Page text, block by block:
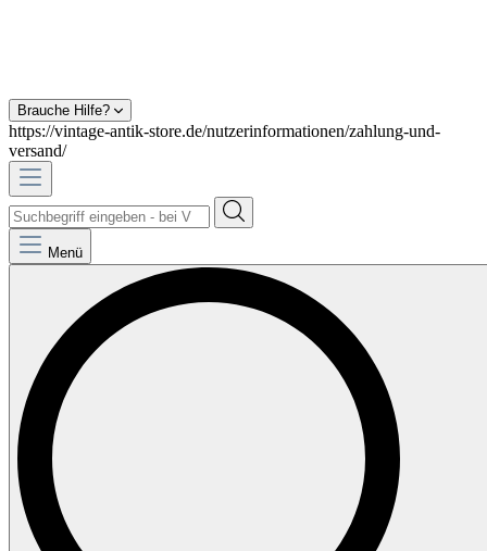
Brauche Hilfe?
https://vintage-antik-store.de/nutzerinformationen/zahlung-und-
versand/
Menü